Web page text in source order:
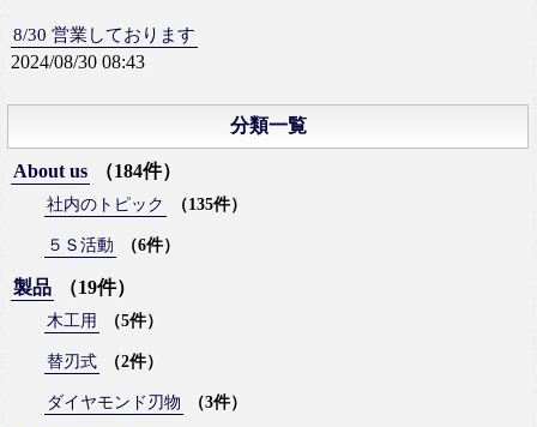
8/30 営業しております
2024/08/30 08:43
分類一覧
About us （184件）
社内のトピック （135件）
５Ｓ活動 （6件）
製品 （19件）
木工用 （5件）
替刃式 （2件）
ダイヤモンド刃物 （3件）